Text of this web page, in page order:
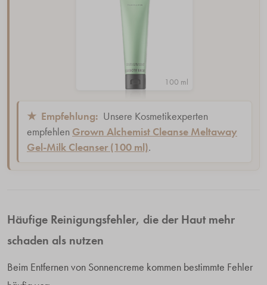
100 ml
★ Empfehlung: Unsere Kosmetikexperten
empfehlen Grown Alchemist Cleanse Meltaway
Gel-Milk Cleanser (100 ml).
Häufige Reinigungsfehler, die der Haut mehr
schaden als nutzen
Beim Entfernen von Sonnencreme kommen bestimmte Fehler